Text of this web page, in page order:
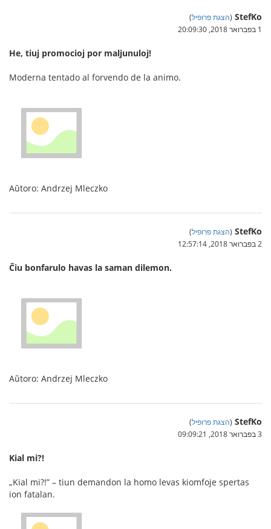
StefKo
(הצגת פרופיל)
1 בפברואר 2018, 20:09:30
He, tiuj promocioj por maljunuloj!
Moderna tentado al forvendo de la animo.
Aŭtoro: Andrzej Mleczko
StefKo
(הצגת פרופיל)
2 בפברואר 2018, 12:57:14
Ĉiu bonfarulo havas la saman dilemon.
Aŭtoro: Andrzej Mleczko
StefKo
(הצגת פרופיל)
3 בפברואר 2018, 09:09:21
Kial mi?!
„Kial mi?!” – tiun demandon la homo levas kiomfoje spertas
ion fatalan.